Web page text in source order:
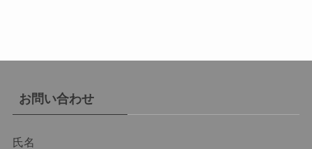
お問い合わせ
氏名